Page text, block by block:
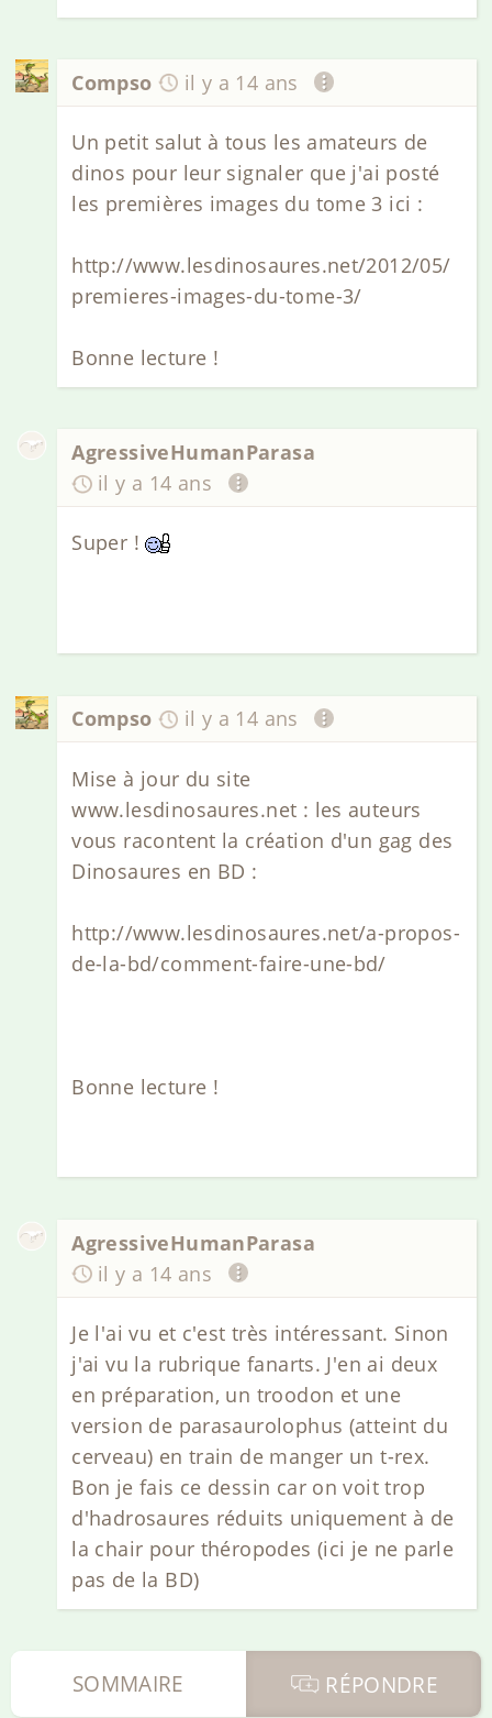
Compso il y a 14 ans
Un petit salut à tous les amateurs de
dinos pour leur signaler que j'ai posté
les premières images du tome 3 ici :
http://www.lesdinosaures.net/2012/05/
premieres-images-du-tome-3/
Bonne lecture !
AgressiveHumanParasa
il y a 14 ans
Super !
Compso il y a 14 ans
Mise à jour du site
www.lesdinosaures.net : les auteurs
vous racontent la création d'un gag des
Dinosaures en BD :
http://www.lesdinosaures.net/a-propos-
de-la-bd/comment-faire-une-bd/
Bonne lecture !
AgressiveHumanParasa
il y a 14 ans
Je l'ai vu et c'est très intéressant. Sinon
j'ai vu la rubrique fanarts. J'en ai deux
en préparation, un troodon et une
version de parasaurolophus (atteint du
cerveau) en train de manger un t-rex.
Bon je fais ce dessin car on voit trop
d'hadrosaures réduits uniquement à de
la chair pour théropodes (ici je ne parle
pas de la BD)
RÉPONDRE
SOMMAIRE